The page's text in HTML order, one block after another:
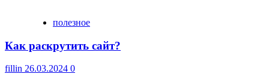
полезное
Как раскрутить сайт?
fillin 26.03.2024 0